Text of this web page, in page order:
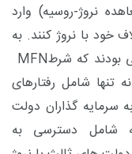
نروژ-روسیه) وارد
خود با نروژ کنند. به
بودند که شرطMFN
نه تنها شامل رفتارهای
سرمایه گذاران دولت
شامل دسترسی به